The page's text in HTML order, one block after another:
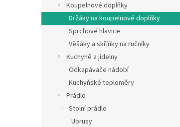
Koupelnové doplňky
Držáky na koupelnové doplňky
Sprchové hlavice
Věšáky a skříňky na ručníky
Kuchyně a jídelny
Odkapávače nádobí
Kuchyňské teploměry
Prádlo
Stolní prádlo
Ubrusy